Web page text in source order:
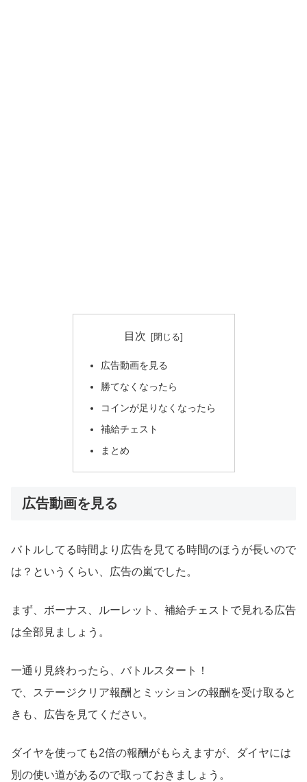
目次
広告動画を見る
勝てなくなったら
コインが足りなくなったら
補給チェスト
まとめ
広告動画を見る
バトルしてる時間より広告を見てる時間のほうが長いので
は？というくらい、広告の嵐でした。
まず、ボーナス、ルーレット、補給チェストで見れる広告
は全部見ましょう。
一通り見終わったら、バトルスタート！
で、ステージクリア報酬とミッションの報酬を受け取ると
きも、広告を見てください。
ダイヤを使っても2倍の報酬がもらえますが、ダイヤには
別の使い道があるので取っておきましょう。